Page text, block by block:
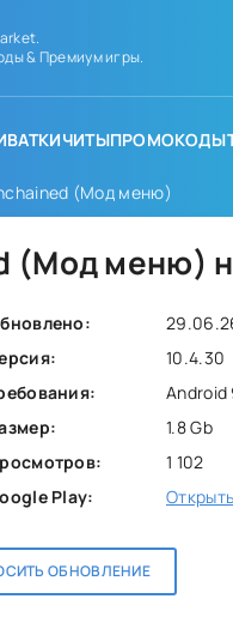
& Премиум игры.
ЧИТЫПРОМОКОДЫ
(Мод меню)
(Мод меню)
10.4.30
Android
1.8 Gb
1 102
Play:
Открыть
ОБНОВЛЕНИЕ